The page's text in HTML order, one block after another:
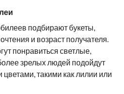
подбирают букеты,
и возраст получателя.
понравиться светлые,
зрелых людей подойдут
цветами, такими как лилии или